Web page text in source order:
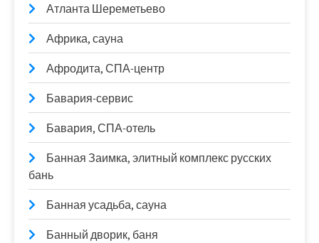
Атланта Шереметьево
Африка, сауна
Афродита, СПА-центр
Бавария-сервис
Бавария, СПА-отель
Банная Заимка, элитный комплекс русских
бань
Банная усадьба, сауна
Банный дворик, баня